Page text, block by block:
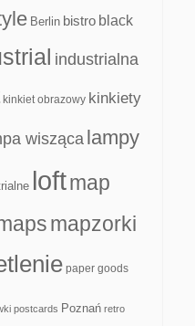
Berlin bistro black
industrialna
kinkiet obrazowy kinkiety
wisząca lampy
loftmap
mapzorki
paper goods
postcards Poznań retro